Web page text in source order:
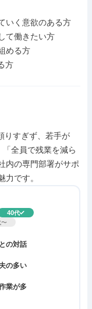
いく意欲のある方
て働きたい方
める方
方
りすぎず、若手が
全員で残業を減ら
内の専門部署がサポ
です。
40代
〜
の対話
の多い
業が多